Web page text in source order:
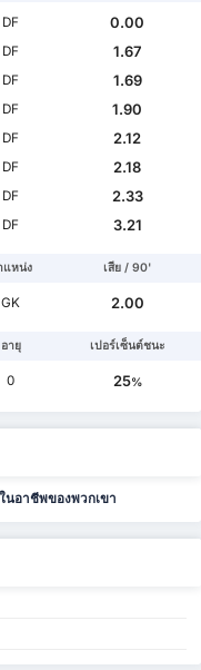
DF
0.00
DF
1.67
DF
1.69
DF
1.90
DF
2.12
DF
2.18
DF
2.33
DF 3.21
แหน่ง เสีย / 90'
GK 2.00
อายุ เปอร์เซ็นต์ชนะ
0 25%
นอาชีพของพวกเขา